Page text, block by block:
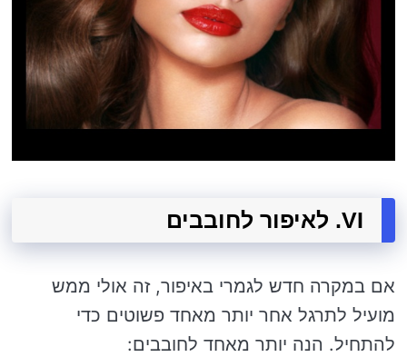
VI. לאיפור לחובבים
אם במקרה חדש לגמרי באיפור, זה אולי ממש
מועיל לתרגל אחר יותר מאחד פשוטים כדי
להתחיל. הנה יותר מאחד לחובבים: